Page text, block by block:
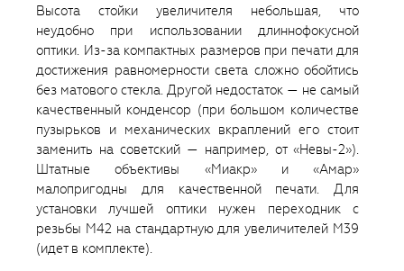
Высота стойки увеличителя небольшая, что
неудобно при использовании длиннофокусной
оптики. Из-за компактных размеров при печати для
достижения равномерности света сложно обойтись
без матового стекла. Другой недостаток — не самый
качественный конденсор (при большом количестве
пузырьков и механических вкраплений его стоит
заменить на советский — например, от «Невы-2»).
Штатные объективы «Миакр» и «Амар»
малопригодны для качественной печати. Для
установки лучшей оптики нужен переходник с
резьбы М42 на стандартную для увеличителей М39
(идет в комплекте).